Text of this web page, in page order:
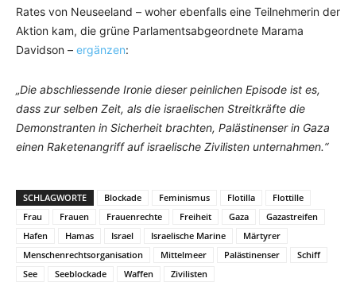
Rates von Neuseeland – woher ebenfalls eine Teilnehmerin der
Aktion kam, die grüne Parlamentsabgeordnete Marama
Davidson – ergänzen:
„Die abschliessende Ironie dieser peinlichen Episode ist es,
dass zur selben Zeit, als die israelischen Streitkräfte die
Demonstranten in Sicherheit brachten, Palästinenser in Gaza
einen Raketenangriff auf israelische Zivilisten unternahmen.“
SCHLAGWORTE Blockade Feminismus Flotilla
Flottille
Frau
Frauen Frauenrechte Freiheit Gaza
Gazastreifen
Hafen
Hamas Israel Israelische Marine
Märtyrer
Menschenrechtsorganisation
Mittelmeer Palästinenser
Schiff
See
Seeblockade Waffen Zivilisten